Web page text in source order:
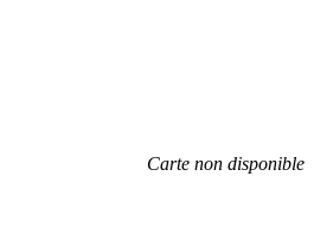
Carte non disponible